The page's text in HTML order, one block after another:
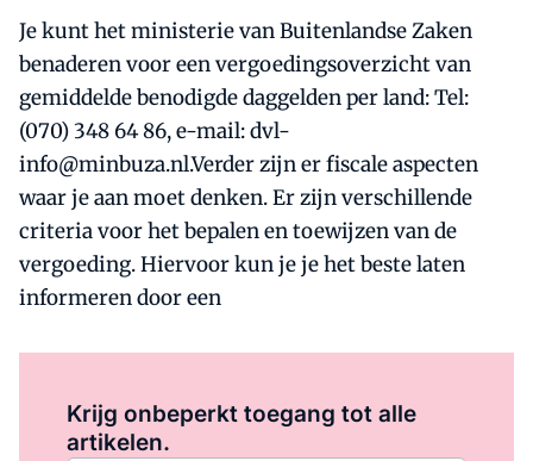
Je kunt het ministerie van Buitenlandse Zaken
benaderen voor een vergoedingsoverzicht van
gemiddelde benodigde daggelden per land: Tel:
(070) 348 64 86, e-mail: dvl-
info@minbuza.nl.Verder zijn er fiscale aspecten
waar je aan moet denken. Er zijn verschillende
criteria voor het bepalen en toewijzen van de
vergoeding. Hiervoor kun je je het beste laten
informeren door een
Krijg onbeperkt toegang tot alle
artikelen.